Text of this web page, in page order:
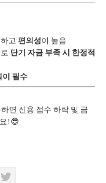
고 편의성이 높음
단기 자금 부족 시 한정적
이 필수
면 신용 점수 하락 및 금
! 😎